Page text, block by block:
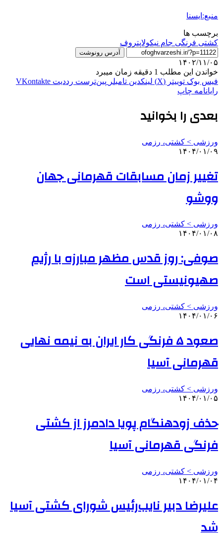
منبع:ایسنا
برچسب ها
کشتی فرنگی جام نیکولاپتروف
آدرس رونوشت
۱۴۰۲/۱۱/۰۵
خواندن این مطلب 1 دقیقه زمان میبرد
فیس بوک توییتر (X) لینکدین ‫تامبلر ‫پین‌ترست ‫رددیت ‫VKontakte
رایانامه چاپ
بعدی را بخوانید
ورزشی > کشتی، رزمی
۱۴۰۴/۰۱/۰۹
تغییر زمان مسابقات قهرمانی جهان
ووشو
ورزشی > کشتی، رزمی
۱۴۰۴/۰۱/۰۸
صوفی: روز قدس مظهر مبارزه با رژیم
صهیونیستی است
ورزشی > کشتی، رزمی
۱۴۰۴/۰۱/۰۶
صعود ۵ فرنگی کار ایران به نیمه نهایی
قهرمانی آسیا
ورزشی > کشتی، رزمی
۱۴۰۴/۰۱/۰۵
حذف زودهنگام پویا دادمرز از کشتی
فرنگی قهرمانی آسیا
ورزشی > کشتی، رزمی
۱۴۰۴/۰۱/۰۴
علیرضا دبیر نایب‌رئیس شورای کشتی آسیا
شد